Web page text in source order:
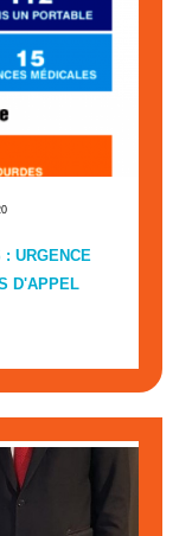
: URGENCE
D'APPEL